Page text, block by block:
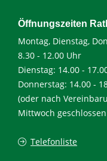
Öffnungszeiten
Montag, Dienstag,
8.30 - 12.00 Uhr
Dienstag: 14.00 -
Donnerstag: 14.00 -
(oder nach
Mittwoch geschlossen
Telefonliste